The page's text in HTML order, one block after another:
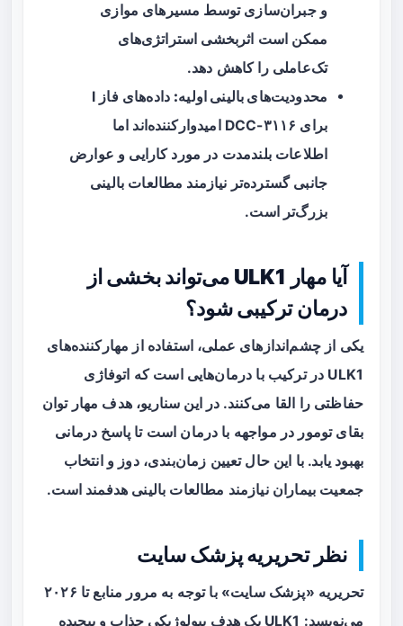
و جبران‌سازی توسط مسیرهای موازی
ممکن است اثربخشی استراتژی‌های
تک‌عاملی را کاهش دهد.
محدودیت‌های بالینی اولیه:
داده‌های فاز I
برای DCC-۳۱۱۶ امیدوارکننده‌اند اما
اطلاعات بلندمدت در مورد کارایی و عوارض
جانبی گسترده‌تر نیازمند مطالعات بالینی
بزرگ‌تر است.
آیا مهار ULK1 می‌تواند بخشی از
درمان ترکیبی شود؟
یکی از چشم‌اندازهای عملی، استفاده از مهارکننده‌های
ULK1 در ترکیب با درمان‌هایی است که اتوفاژی
حفاظتی را القا می‌کنند. در این سناریو، هدف مهار توان
بقای تومور در مواجهه با درمان است تا پاسخ درمانی
بهبود یابد. با این حال تعیین زمان‌بندی، دوز و انتخاب
جمعیت بیماران نیازمند مطالعات بالینی هدفمند است.
نظر تحریریه پزشک سایت
تحریریه «پزشک سایت» با توجه به مرور منابع تا ۲۰۲۶
می‌نویسد: ULK1 یک هدف بیولوژیکی جذاب و پیچیده